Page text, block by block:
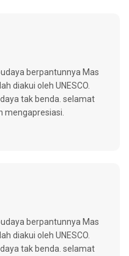
berpantunnya Mas
diakui oleh UNESCO.
tak benda. selamat
mengapresiasi.
berpantunnya Mas
diakui oleh UNESCO.
tak benda. selamat